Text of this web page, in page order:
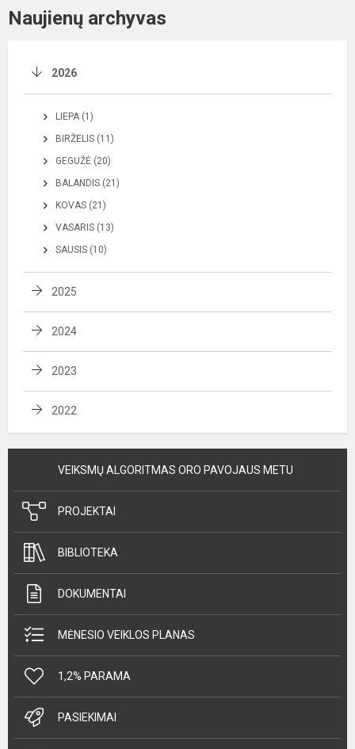
Naujienų archyvas
2026
LIEPA (1)
BIRŽELIS (11)
GEGUŽĖ (20)
BALANDIS (21)
KOVAS (21)
VASARIS (13)
SAUSIS (10)
2025
2024
2023
2022
VEIKSMŲ ALGORITMAS ORO PAVOJAUS METU
PROJEKTAI
BIBLIOTEKA
DOKUMENTAI
MĖNESIO VEIKLOS PLANAS
1,2% PARAMA
PASIEKIMAI